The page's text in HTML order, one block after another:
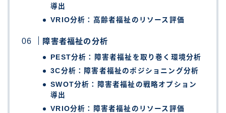
導出
VRIO分析：高齢者福祉のリソース評価
障害者福祉の分析
PEST分析：障害者福祉を取り巻く環境分析
3C分析：障害者福祉のポジショニング分析
SWOT分析：障害者福祉の戦略オプション
導出
VRIO分析：障害者福祉のリソース評価